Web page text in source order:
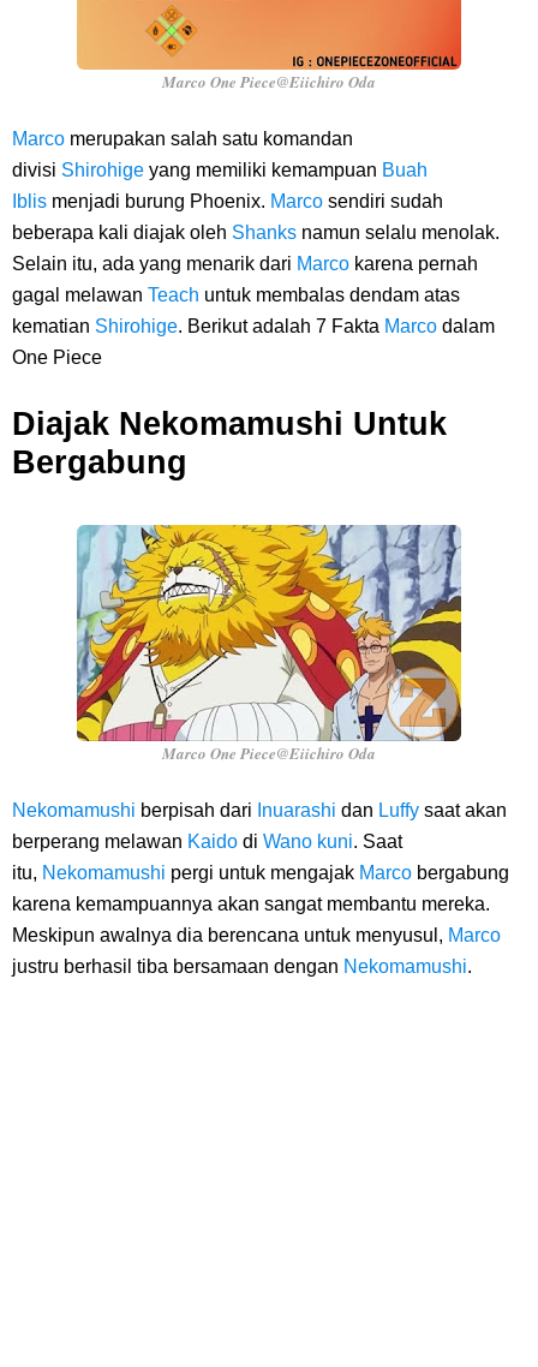
Arti Bendera Barbados, Negara Kepulauan Yang Terletak Di Kawasan
Karibia
Cara Daftar Danamon Mobile Banking, Mudah Banget Dan Lengkap
Caranya Disini
7 Fakta Elbaph One Piece, Menjadi Tempat Yang Sangat Ingin
7 Fakta Ivankov One Piece, Orang Yang Mampu Menipu Sensor
Wanita Milik Sanji
7 Klub Pertama Yang Menjuarai Liga Champions, Apa Klub Jagoan
Kamu Termasuk
Arti Bendera Palau, Negara Kepulauan Yang Berada Di Kawasan
Pasifik Barat
Cara Membuat Linktree Instagram, Sangat Mudah Untuk Kamu
7 Fakta Gaban One Piece, Orang Yang Telah Memberikan Kunci Borgol
Profil Slamet Rahardjo, Aktor Dengan Peran Penting Dalam Perfilman
Marco One Piece@Eiichiro Oda
Marco merupakan salah satu komandan
divisi Shirohige yang memiliki kemampuan Buah
Iblis menjadi burung Phoenix. Marco sendiri sudah
beberapa kali diajak oleh Shanks namun selalu menolak.
Selain itu, ada yang menarik dari Marco karena pernah
gagal melawan Teach untuk membalas dendam atas
kematian Shirohige. Berikut adalah 7 Fakta Marco dalam
One Piece
Diajak Nekomamushi Untuk
Bergabung
Marco One Piece@Eiichiro Oda
Nekomamushi berpisah dari Inuarashi dan Luffy saat akan
berperang melawan Kaido di Wano kuni. Saat
itu, Nekomamushi pergi untuk mengajak Marco bergabung
karena kemampuannya akan sangat membantu mereka.
Meskipun awalnya dia berencana untuk menyusul, Marco
justru berhasil tiba bersamaan dengan Nekomamushi.